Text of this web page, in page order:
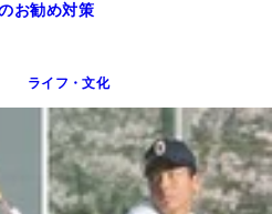
お勧め対策
ライフ・文化